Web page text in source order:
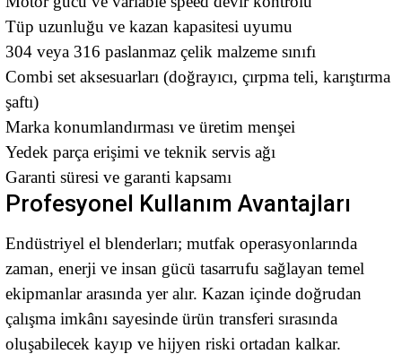
Tüp uzunluğu ve kazan kapasitesi uyumu
304 veya 316 paslanmaz çelik malzeme sınıfı
Combi set aksesuarları (doğrayıcı, çırpma teli, karıştırma
şaftı)
Marka konumlandırması ve üretim menşei
Yedek parça erişimi ve teknik servis ağı
Garanti süresi ve garanti kapsamı
Profesyonel Kullanım Avantajları
Endüstriyel el blenderları; mutfak operasyonlarında
zaman, enerji ve insan gücü tasarrufu sağlayan temel
ekipmanlar arasında yer alır. Kazan içinde doğrudan
çalışma imkânı sayesinde ürün transferi sırasında
oluşabilecek kayıp ve hijyen riski ortadan kalkar.